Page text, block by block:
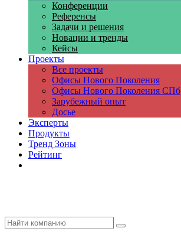
Конференции
Референсы
Задачи и решения
Новации и тренды
Кейсы
Проекты
Все проекты
Офисы Нового Поколения
Офисы Нового Поколения СПб
Зарубежный опыт
Досье
Эксперты
Продукты
Тренд Зоны
Рейтинг